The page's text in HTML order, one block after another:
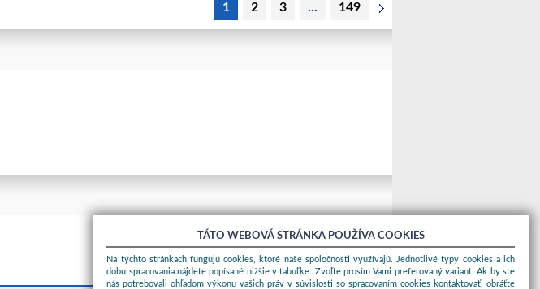
1 2 3 ... 149
TÁTO WEBOVÁ STRÁNKA POUŽÍVA COOKIES
Na týchto stránkach fungujú cookies, ktoré naše spoločnosti využívajú. Jednotlivé typy cookies a ich
dobu spracovania nájdete popísané nižšie v tabuľke. Zvoľte prosím Vami preferovaný variant. Ak by ste
nás potrebovali ohľadom výkonu vašich práv v súvislosti so spracovaním cookies kontaktovať, obráťte